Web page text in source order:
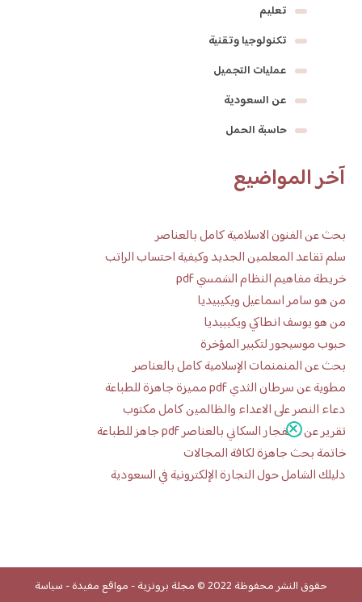
تعليم
تكنولوجيا وتقنية
عمليات التجميل
عن السعودية
حاسبة الحمل
آخر المواضيع
بحث عن الفنون الاسلامية كامل بالعناصر
سلم تقاعد المعلمين الجديد وكيفية احتساب الراتب
خريطة مفاهيم النظام الشمسي pdf
من هو سامر اسماعيل ويكيبيديا
من هو يوسف انطاكي ويكيبيديا
حبوب موسيجور لتكبير المؤخرة
بحث عن المنمنمات الإسلامية كامل بالعناصر
مطوية عن سرطان الثدي pdf مميزة جاهزة للطباعة
دعاء النصر على الاعداء والظالمين كامل مكتوب
تقرير عن الانفجار السكاني بالعناصر pdf جاهز للطباعة
خاتمة بحث جاهزة لكافة المجالات
دليلك الشامل حول التجارة الإلكترونية في السعودية
حقوق النشر محفوظة 2022 © مجلة برونزية-مواقع مفيدة-سياسة